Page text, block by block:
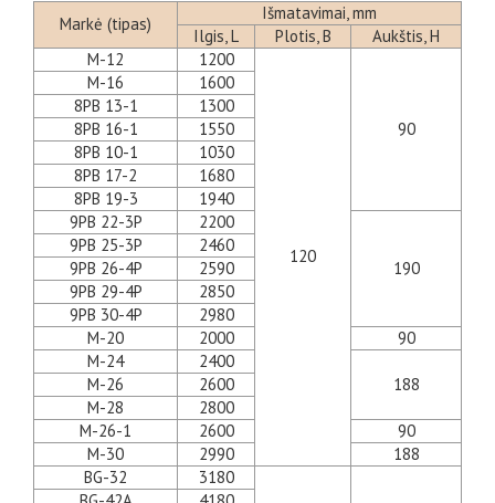
Markė (tipas)
Išmatavimai, mm
Ilgis, L
Plotis, B
Aukštis, H
M-12
1200
120
90
M-16
1600
8PB 13-1
1300
8PB 16-1
1550
8PB 10-1
1030
8PB 17-2
1680
8PB 19-3
1940
9PB 22-3P
2200
190
9PB 25-3P
2460
9PB 26-4P
2590
9PB 29-4P
2850
9PB 30-4P
2980
M-20
2000
90
M-24
2400
188
M-26
2600
M-28
2800
M-26-1
2600
90
M-30
2990
188
BG-32
3180